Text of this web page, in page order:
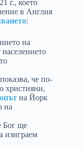
г., което
в Англия
:
на
че по-
християни,
на Йорк
на
Бог ще
изиграем